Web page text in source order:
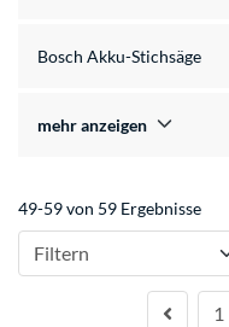
Bosch Akku-Stichsäge
mehr anzeigen
49-59 von 59 Ergebnisse
Filtern
1